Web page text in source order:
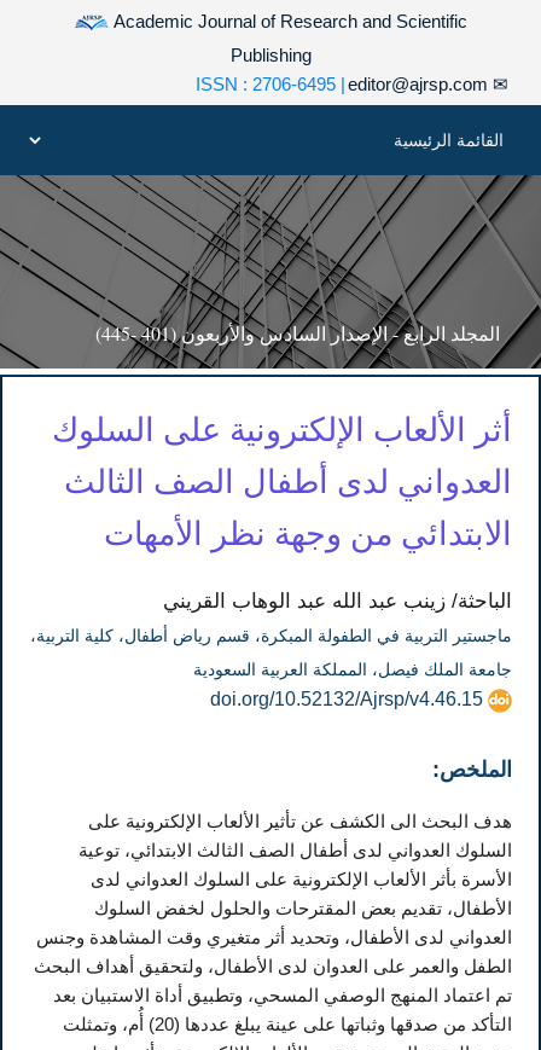
Academic Journal of Research and Scientific
Publishing
✉
المجلد الرابع - الإصدار السادس والأربعون (401 -445)
أثر الألعاب الإلكترونية على السلوك
العدواني لدى أطفال الصف الثالث
الابتدائي من وجهة نظر الأمهات
الباحثة/ زينب عبد الله عبد الوهاب القريني
ماجستير التربية في الطفولة المبكرة، قسم رياض أطفال، كلية التربية،
جامعة الملك فيصل، المملكة العربية السعودية
doi.org/10.52132/Ajrsp/v4.46.15
الملخص:
هدف البحث الى الكشف عن تأثير الألعاب الإلكترونية على
السلوك العدواني لدى أطفال الصف الثالث الابتدائي، توعية
الأسرة بأثر الألعاب الإلكترونية على السلوك العدواني لدى
الأطفال، تقديم بعض المقترحات والحلول لخفض السلوك
العدواني لدى الأطفال، وتحديد أثر متغيري وقت المشاهدة وجنس
الطفل والعمر على العدوان لدى الأطفال، ولتحقيق أهداف البحث
تم اعتماد المنهج الوصفي المسحي، وتطبيق أداة الاستبيان بعد
التأكد من صدقها وثباتها على عينة يبلغ عددها (20) أُم، وتمثلت